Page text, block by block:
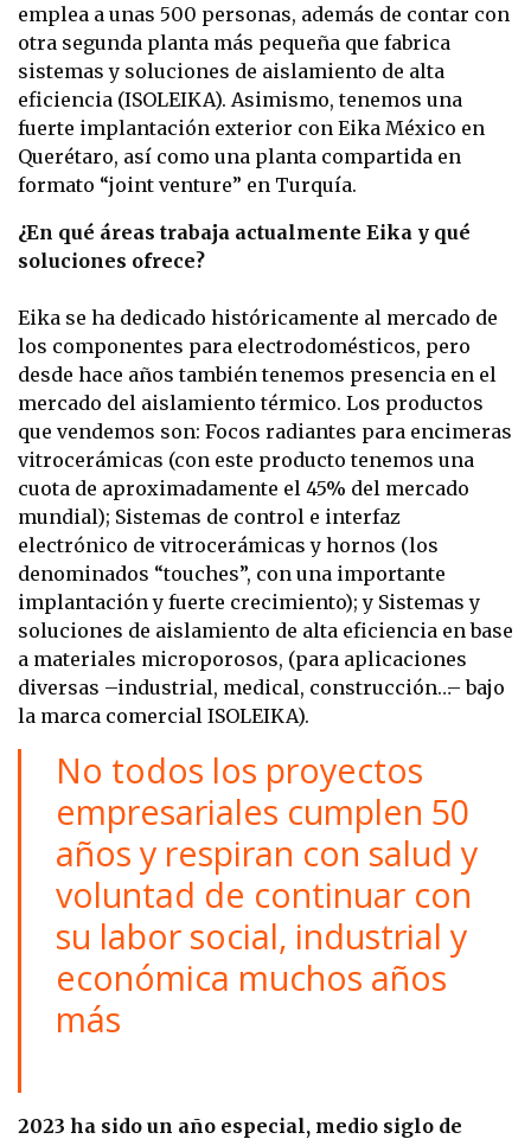
emplea a unas 500 personas, además de contar con
otra segunda planta más pequeña que fabrica
sistemas y soluciones de aislamiento de alta
eficiencia (ISOLEIKA). Asimismo, tenemos una
fuerte implantación exterior con Eika México en
Querétaro, así como una planta compartida en
formato “joint venture” en Turquía.
¿En qué áreas trabaja actualmente Eika y qué
soluciones ofrece?
Eika se ha dedicado históricamente al mercado de
los componentes para electrodomésticos, pero
desde hace años también tenemos presencia en el
mercado del aislamiento térmico. Los productos
que vendemos son: Focos radiantes para encimeras
vitrocerámicas (con este producto tenemos una
cuota de aproximadamente el 45% del mercado
mundial); Sistemas de control e interfaz
electrónico de vitrocerámicas y hornos (los
denominados “touches”, con una importante
implantación y fuerte crecimiento); y Sistemas y
soluciones de aislamiento de alta eficiencia en base
a materiales microporosos, (para aplicaciones
diversas –industrial, medical, construcción…– bajo
la marca comercial ISOLEIKA).
No todos los proyectos
empresariales cumplen 50
años y respiran con salud y
voluntad de continuar con
su labor social, industrial y
económica muchos años
más
2023 ha sido un año especial, medio siglo de